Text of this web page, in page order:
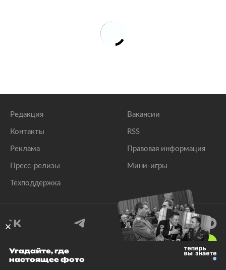
Редакция
Контакты
Реклама
Пресс-релизы
Техподдержка
Вакансии
RSS
Правовая информация
Мини-игры
© 1999–2026 Все права защищены.
Угадайте, где
настоящее фото